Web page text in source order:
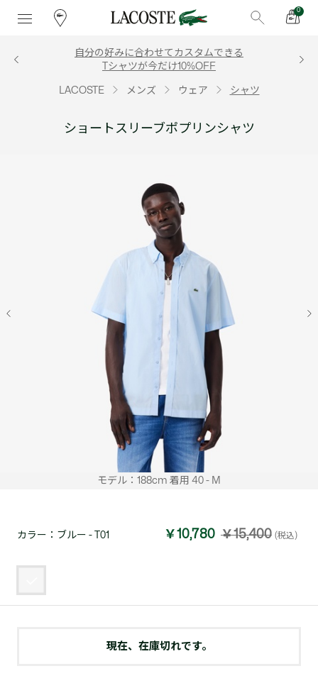
0
自分の好みに合わせてカスタムできる
Tシャツが今だけ10%OFF
LACOSTE メンズ ウェア シャツ
ショートスリーブポプリンシャツ
モデル：188cm 着用 40 - M
カラー： ブルー - T01 ￥10,780 ￥15,400 (税込)
現在、在庫切れです。